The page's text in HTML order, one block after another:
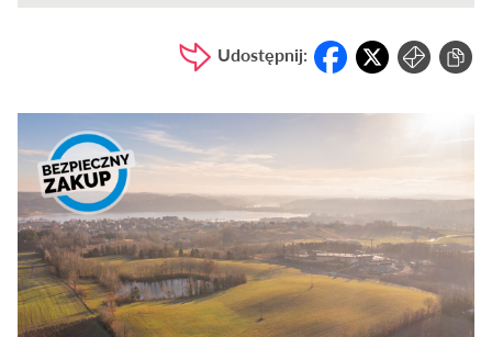
Udostępnij: